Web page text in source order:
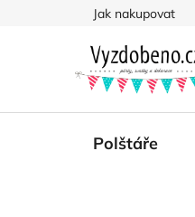
Jak nakupovat
Polštáře